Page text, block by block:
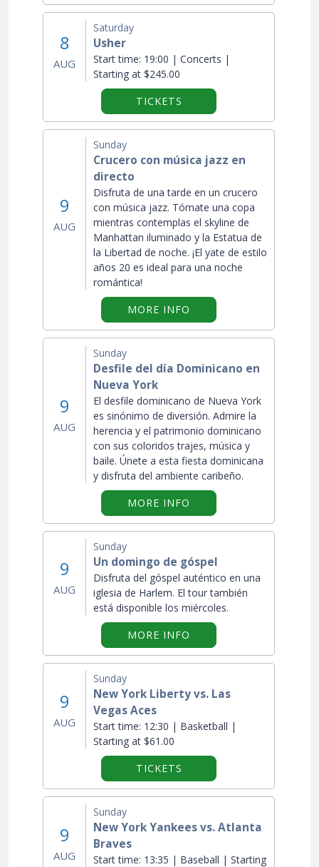
8
AUG
Saturday
Usher
Start time: 19:00 | Concerts |
Starting at $245.00
TICKETS
9
AUG
Sunday
Crucero con música jazz en
directo
Disfruta de una tarde en un crucero
con música jazz. Tómate una copa
mientras contemplas el skyline de
Manhattan iluminado y la Estatua de
la Libertad de noche. ¡El yate de estilo
años 20 es ideal para una noche
romántica!
MORE INFO
9
AUG
Sunday
Desfile del día Dominicano en
Nueva York
El desfile dominicano de Nueva York
es sinónimo de diversión. Admire la
herencia y el patrimonio dominicano
con sus coloridos trajes, música y
baile. Únete a esta fiesta dominicana
y disfruta del ambiente caribeño.
MORE INFO
9
AUG
Sunday
Un domingo de góspel
Disfruta del góspel auténtico en una
iglesia de Harlem. El tour también
está disponible los miércoles.
MORE INFO
9
AUG
Sunday
New York Liberty vs. Las
Vegas Aces
Start time: 12:30 | Basketball |
Starting at $61.00
TICKETS
9
AUG
Sunday
New York Yankees vs. Atlanta
Braves
Start time: 13:35 | Baseball | Starting